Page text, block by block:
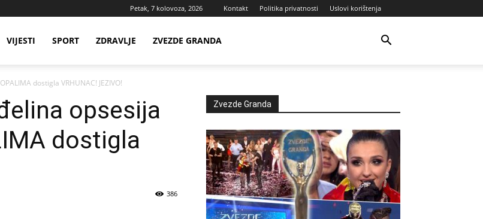
Petak, 7 kolovoza, 2026 Kontakt Politika privatnosti Uslovi korištenja
VIJESTI SPORT ZDRAVLJE ZVEZDE GRANDA
dostigla VRHUNAC! JEZIVO!
opsesija
dostigla
386
Zvezde Granda